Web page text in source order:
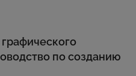
по созданию